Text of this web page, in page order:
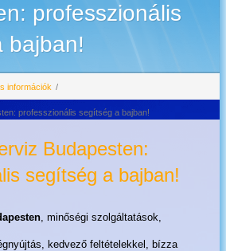
professzionális
bajban!
információk
professzionális segítség a bajban!
Budapesten:
segítség a bajban!
, minőségi szolgáltatások,
kedvező feltételekkel, bízza